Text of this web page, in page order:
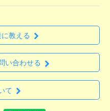
教える
い合わせる
て